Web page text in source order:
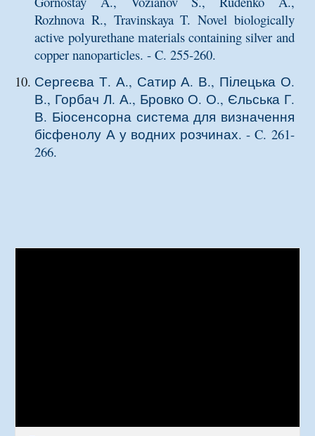
Rozhnova R., Travinskaya T. Novel biologically
active polyurethane materials containing silver and
copper nanoparticles. - C. 255-260.
Сергеєва Т. А., Сатир А. В., Пілецька О.
В., Горбач Л. А., Бровко О. О., Єльська Г.
В. Біосенсорна система для визначення
бісфенолу А у водних розчинах. - C. 261-
266.